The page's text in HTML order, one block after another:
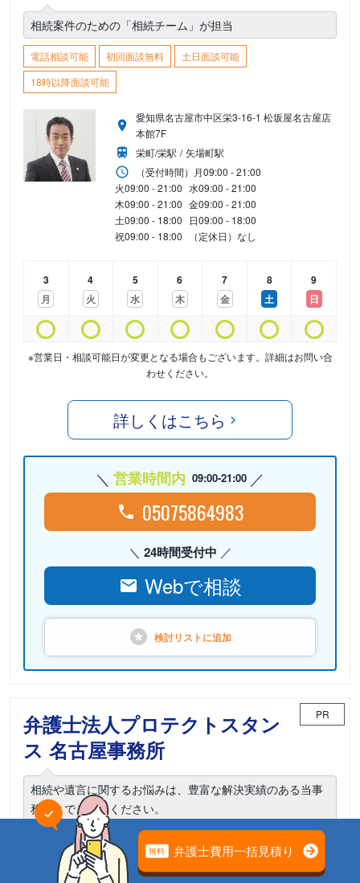
相続案件のための「相続チーム」が担当
電話相談可能 初回面談無料
土日面談可能
18時以降面談可能
愛知県名古屋市中区栄3-16-1 松坂屋名古屋店
本館7F
栄町/栄駅
矢場町駅
（受付時間） 月09:00 - 21:00
火09:00 - 21:00 水09:00 - 21:00
木09:00 - 21:00 金09:00 - 21:00
土09:00 - 18:00 日09:00 - 18:00
祝09:00 - 18:00 （定休日）なし
3
月
4
火
5
水
6
木
7
金
8
土
9
日
※営業日・相談可能日が変更となる場合もございます。詳細はお問い合
わせください。
詳しくはこちら
営業時間内 09:00-21:00
05075864983
24時間受付中
Webで相談
検討リストに追加
弁護士法人プロテクトスタン
ス 名古屋事務所
PR
相続や遺言に関するお悩みは、豊富な解決実績のある当事
務所までご相談ください。
電話相談可能 初回面談無料
18時以降面談可能